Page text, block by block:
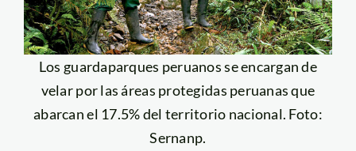
Los guardaparques peruanos se encargan de
velar por las áreas protegidas peruanas que
abarcan el 17.5% del territorio nacional. Foto:
Sernanp.